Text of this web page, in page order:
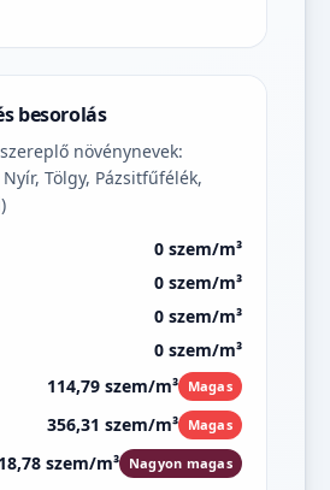
besorolás
növénynevek:
Tölgy, Pázsitfűfélék,
0 szem/m³
0 szem/m³
0 szem/m³
0 szem/m³
114,79 szem/m³ Magas
356,31 szem/m³ Magas
szem/m³ Nagyon magas